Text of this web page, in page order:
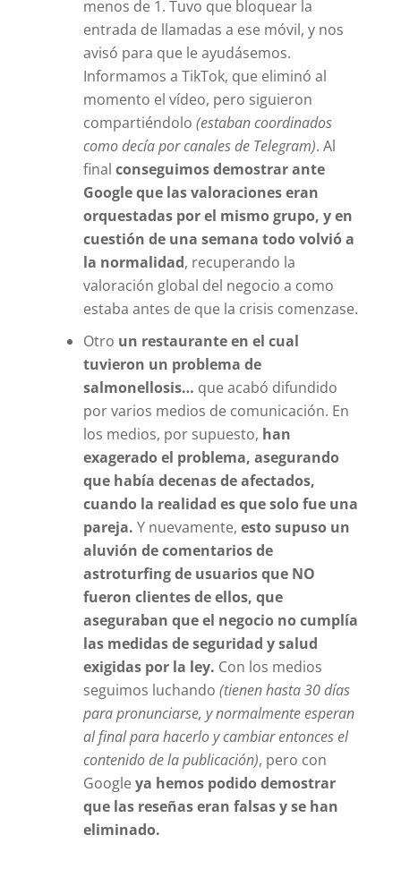
menos de 1. Tuvo que bloquear la
entrada de llamadas a ese móvil, y nos
avisó para que le ayudásemos.
Informamos a TikTok, que eliminó al
momento el vídeo, pero siguieron
compartiéndolo (estaban coordinados
como decía por canales de Telegram). Al
final conseguimos demostrar ante
Google que las valoraciones eran
orquestadas por el mismo grupo, y en
cuestión de una semana todo volvió a
la normalidad, recuperando la
valoración global del negocio a como
estaba antes de que la crisis comenzase.
Otro un restaurante en el cual
tuvieron un problema de
salmonellosis… que acabó difundido
por varios medios de comunicación. En
los medios, por supuesto, han
exagerado el problema, asegurando
que había decenas de afectados,
cuando la realidad es que solo fue una
pareja. Y nuevamente, esto supuso un
aluvión de comentarios de
astroturfing de usuarios que NO
fueron clientes de ellos, que
aseguraban que el negocio no cumplía
las medidas de seguridad y salud
exigidas por la ley. Con los medios
seguimos luchando (tienen hasta 30 días
para pronunciarse, y normalmente esperan
al final para hacerlo y cambiar entonces el
contenido de la publicación), pero con
Googleya hemos podido demostrar
que las reseñas eran falsas y se han
eliminado.